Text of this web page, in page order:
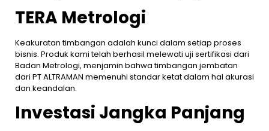
TERA Metrologi
Keakuratan timbangan adalah kunci dalam setiap proses
bisnis. Produk kami telah berhasil melewati uji sertifikasi dari
Badan Metrologi, menjamin bahwa timbangan jembatan
dari PT ALTRAMAN memenuhi standar ketat dalam hal akurasi
dan keandalan.
Investasi Jangka Panjang